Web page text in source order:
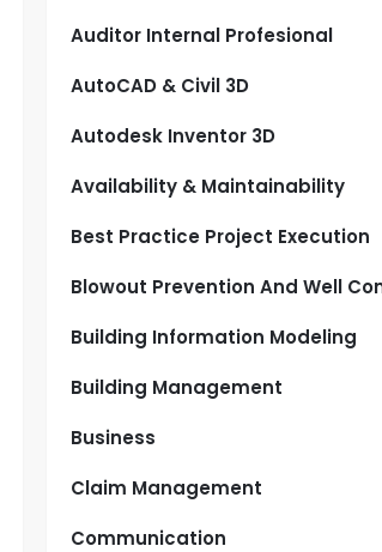
Auditor Internal Profesional
AutoCAD & Civil 3D
Autodesk Inventor 3D
Availability & Maintainability
Best Practice Project Execution
Blowout Prevention And Well
Building Information Modeling
Building Management
Business
Claim Management
Communication